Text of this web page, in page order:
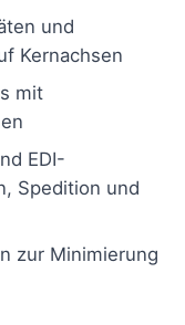
und
Kernachsen
mit
EDI-
Spedition und
zur Minimierung